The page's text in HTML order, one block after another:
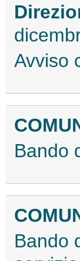
Avviso
Bando
Bando